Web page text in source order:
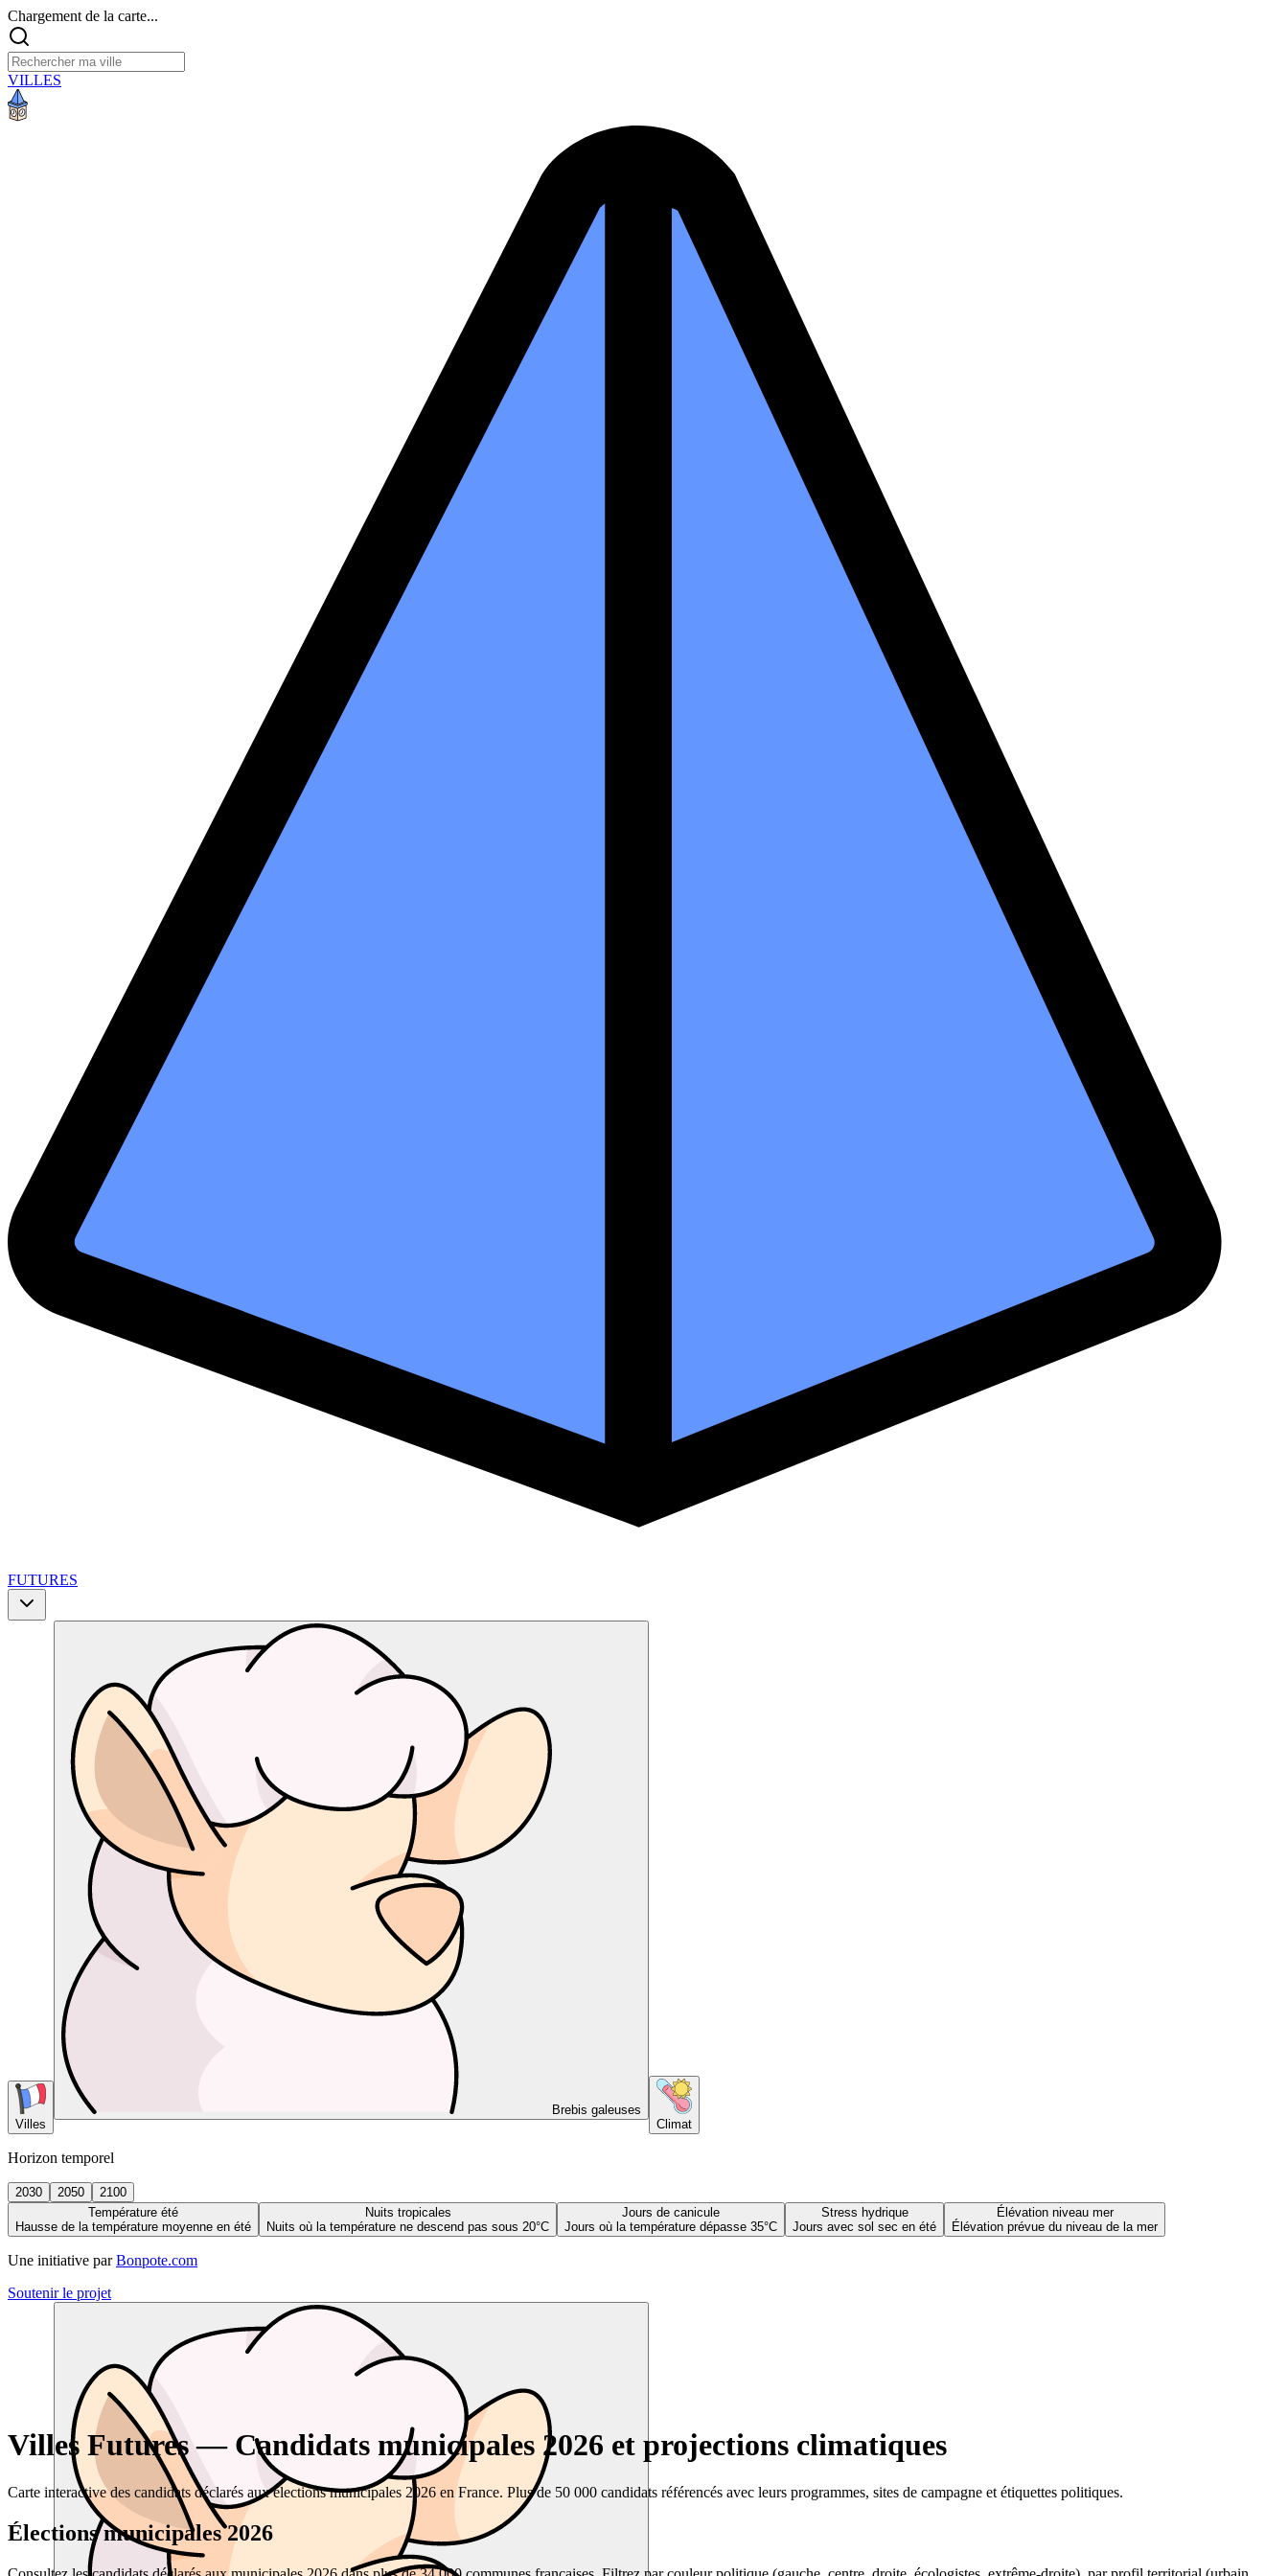
Chargement de la carte...
VILLES
FUTURES
Villes
Brebis galeuses
Climat
Horizon temporel
2030 2050
2100
Température été
Hausse de la température moyenne en été
Nuits tropicales
Nuits où la température ne descend pas sous 20°C
Jours de canicule
Jours où la température dépasse 35°C
Stress hydrique
Jours avec sol sec en été
Élévation niveau mer
Élévation prévue du niveau de la mer
Une initiative par Bonpote.com
Soutenir le projet
Villes Futures — Candidats municipales 2026 et projections climatiques
Carte interactive des candidats déclarés aux élections municipales 2026 en France. Plus de 50 000 candidats référencés avec leurs programmes, sites de campagne et étiquettes politiques.
Élections municipales 2026